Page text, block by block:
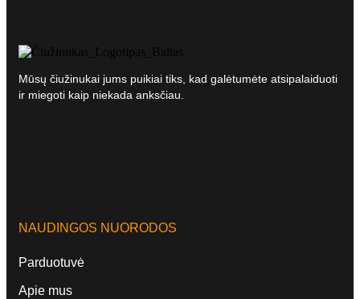
Mūsų čiužinukai jums puikiai tiks, kad galėtumėte atsipalaiduoti
ir miegoti kaip niekada anksčiau.
NAUDINGOS NUORODOS
Parduotuvė
Apie mus